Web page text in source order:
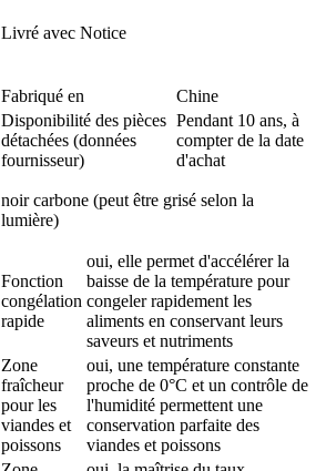
Livré avec Notice
Fabriqué en
Chine
Disponibilité des pièces
détachées (données
fournisseur)
Pendant 10 ans, à
compter de la date
d'achat
noir carbone (peut être grisé selon la
lumière)
Fonction
congélation
rapide
oui, elle permet d'accélérer la
baisse de la température pour
congeler rapidement les
aliments en conservant leurs
saveurs et nutriments
Zone
fraîcheur
pour les
viandes et
poissons
oui, une température constante
proche de 0°C et un contrôle de
l'humidité permettent une
conservation parfaite des
viandes et poissons